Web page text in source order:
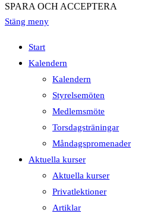
SPARA OCH ACCEPTERA
Stäng meny
Start
Kalendern
Kalendern
Styrelsemöten
Medlemsmöte
Torsdagsträningar
Måndagspromenader
Aktuella kurser
Aktuella kurser
Privatlektioner
Artiklar